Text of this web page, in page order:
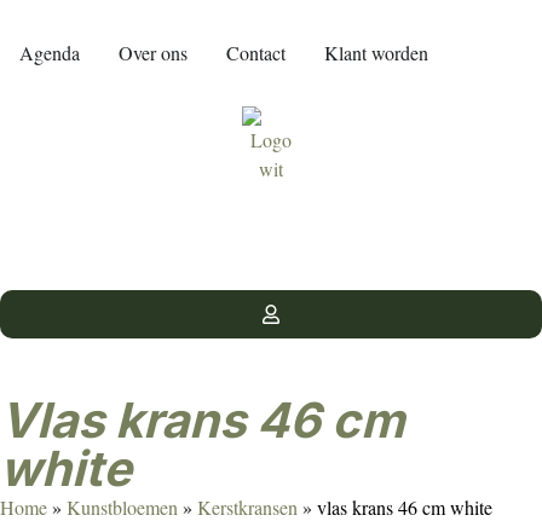
Agenda Over ons Contact Klant worden
vlas krans 46 cm
white
Home» Kunstbloemen » Kerstkransen » vlas krans 46 cm white